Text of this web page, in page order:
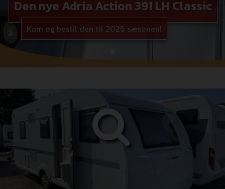
Den nye Adria Action 391 LH Classic
Kom og bestil den til 2026 sæsonen!